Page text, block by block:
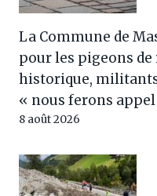
La Commune de
pour les pigeons
historique,
« nous ferons appel
8 août 2026